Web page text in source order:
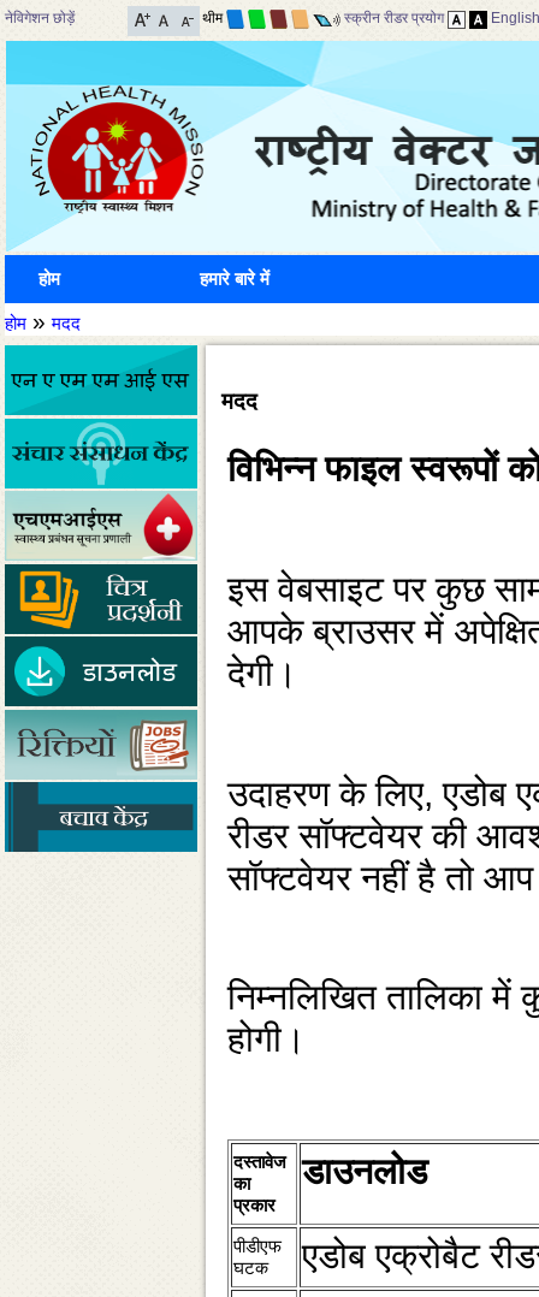
नेविगेशन छोड़ें थीम स्क्रीन रीडर प्रयोग English
होम हमारे बारे में
होम »मदद
मदद
विभिन्‍न फाइल
इस वेबसाइट पर कुछ
आपके ब्राउसर में
देगी।
उदाहरण के लिए, एडोब
रीडर सॉफ्टवेयर की
सॉफ्टवेयर नहीं है तो
निम्‍नलिखित तालिका
होगी।
दस्‍तावेज
का
प्रकार
डाउनलोड
पीडीएफ
घटक
एडोब एक्रोबैट